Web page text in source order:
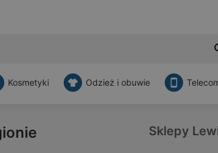
Kosmetyki Odzież i obuwie
Sklepy